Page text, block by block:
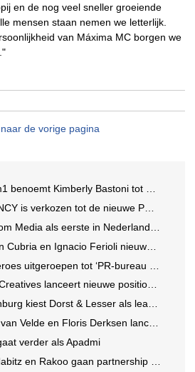
en de nog veel sneller groeiende
mensen staan nemen we letterlijk.
van Máxima MC borgen we
de vorige pagina
Kimberly Bastoni tot Gobal Chief Commercial Officer
verkozen tot de nieuwe PR-partner van KoRo
als eerste in Nederland actief met advertenties in ChatGPT
Ferioli nieuwe Global CCO’s GUT, Renata Neumann Global Head of Production
uitgeroepen tot ‘PR-bureau van het jaar 2026’
lanceert nieuwe positionering: Create to Celebrate
kiest Dorst & Lesser als lead social agency
Derksen lanceren I.C.Y. group: drie specialistische bureaus, één visie op groei
verder als Apadmi
gaan partnership aan voor geïntegreerde talentontwikkeling